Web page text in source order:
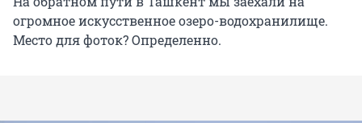
огромное искусственное озеро-водохранилище.
Место для фоток? Определенно.